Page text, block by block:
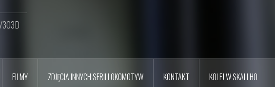
303D
FILMY ZDJĘCIA INNYCH SERII LOKOMOTYW KONTAKT KOLEJ W SKALI H0